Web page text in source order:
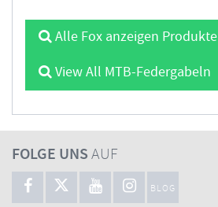
Alle Fox anzeigen Produkte
View All MTB-Federgabeln
FOLGE UNSAUF
BLOG